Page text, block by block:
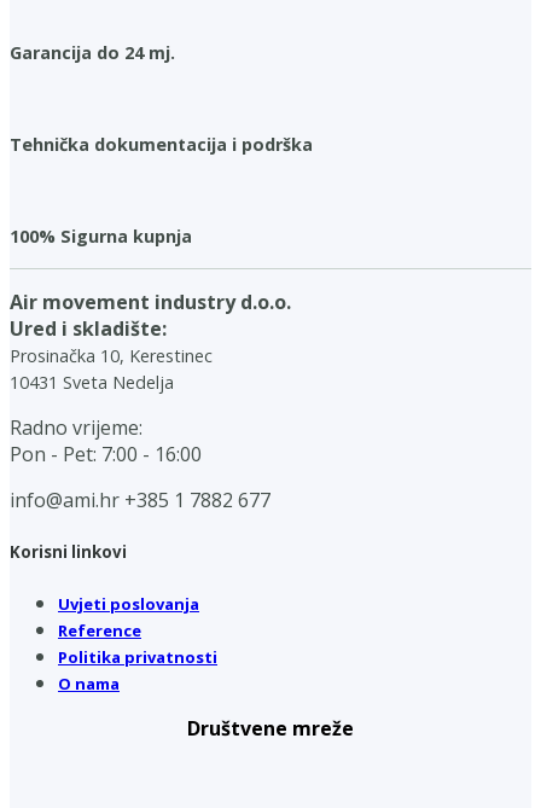
Garancija do 24 mj.
Tehnička dokumentacija i podrška
100% Sigurna kupnja
Air movement industry d.o.o.
Ured i skladište:
Prosinačka 10, Kerestinec
10431 Sveta Nedelja
Radno vrijeme:
Pon - Pet: 7:00 - 16:00
info@ami.hr +385 1 7882 677
Korisni linkovi
Uvjeti poslovanja
Reference
Politika privatnosti
O nama
Društvene mreže